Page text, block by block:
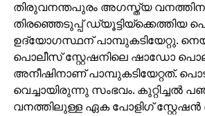
തിരുവനന്തപുരം അഗസ്ത്യ
തിരഞ്ഞെടുപ്പ് ഡ്യൂട്ടിയ്ക്കെത്തിയ
ഉദ്യോഗസ്ഥന് പാമ്പുകടിയേറ്റു.
പൊലീസ് സ്റ്റേഷനിലെ ഷാഡോ
അനീഷിനാണ് പാമ്പുകടിയേറ്റത്.
വെച്ചായിരുന്നു സംഭവം. കുറ്റിച്ചൽ
വനത്തിലുള്ള ഏക പോളിഗ്